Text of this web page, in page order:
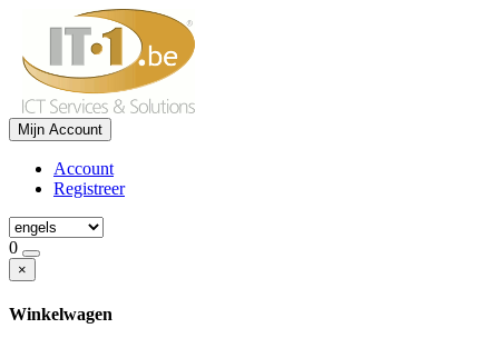
Mijn Account
Account
Registreer
0
×
Winkelwagen